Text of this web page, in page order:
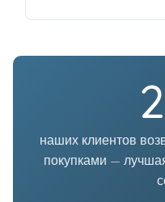
наших клиентов
покупками —